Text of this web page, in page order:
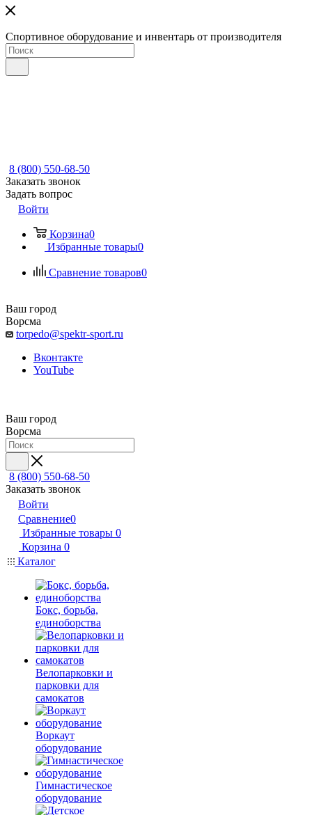
Спортивное оборудование и инвентарь от производителя
8 (800) 550-68-50
Заказать звонок
Задать вопрос
Войти
Корзина0
Избранные товары0
Сравнение товаров0
Ваш город
Ворсма
torpedo@spektr-sport.ru
Вконтакте
YouTube
Ваш город
Ворсма
8 (800) 550-68-50
Заказать звонок
Войти
Сравнение0
Избранные товары 0
Корзина 0
Каталог
Бокс, борьба,
единоборства
Велопарковки и
парковки для
самокатов
Воркаут
оборудование
Гимнастическое
оборудование